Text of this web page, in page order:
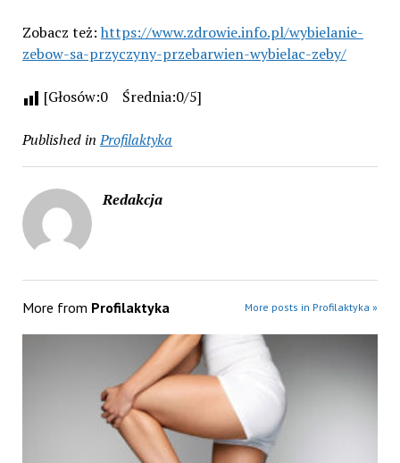
Zobacz też: https://www.zdrowie.info.pl/wybielanie-
zebow-sa-przyczyny-przebarwien-wybielac-zeby/
[Głosów:0 Średnia:0/5]
Published in Profilaktyka
Redakcja
More from Profilaktyka More posts in Profilaktyka »